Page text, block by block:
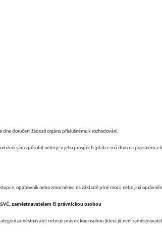
doručení žádosti orgánu příslušnému k rozhodování.
sám způsobil nebo je v jeho prospěch (plátce má dluh na pojistném
opatrovník nebo zmocněnec na základě plné moci) nebo jiná
zaměstnavatelem či právnickou osobou
zaměstnavatel nebo je právnickou osobou (která již není